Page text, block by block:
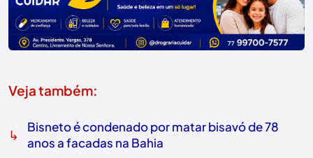
Veja também:
↳
Bisneto é condenado por matar bisavó de 78
anos a facadas na Bahia